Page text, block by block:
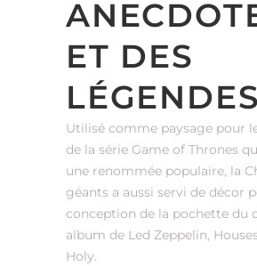
ET DES
LÉGENDES
Utilisé comme paysage pour
de la série Game of Thrones
une renommée populaire, la
géants a aussi servi de décor
conception de la pochette du
album de Led Zeppelin,
Holy.